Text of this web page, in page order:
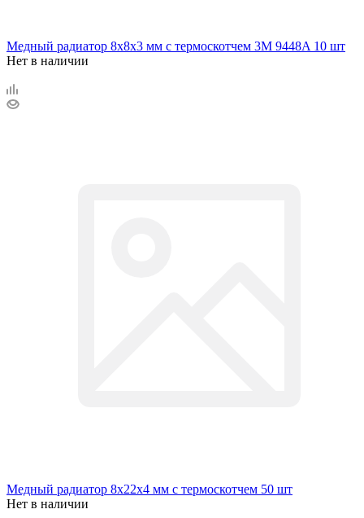
Медный радиатор 8х8х3 мм с термоскотчем 3M 9448A 10 шт
Нет в наличии
Медный радиатор 8х22х4 мм с термоскотчем 50 шт
Нет в наличии